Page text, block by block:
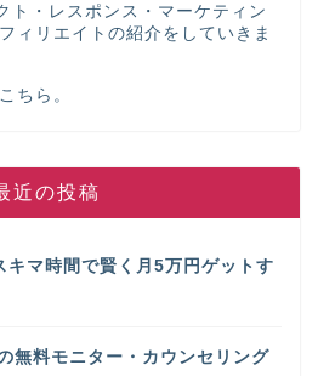
ト・レスポンス・マーケティン
ィリエイトの紹介をしていきま
こちら 。
近の投稿
キマ時間で賢く月5万円ゲットす
無料モニター・カウンセリング